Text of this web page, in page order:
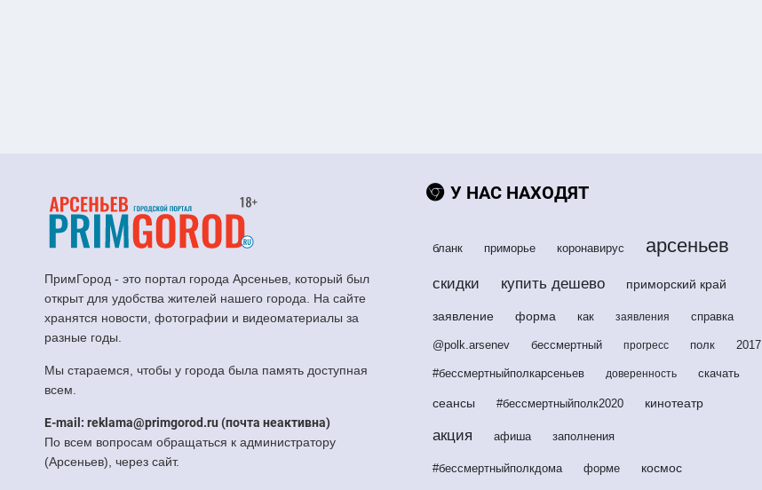
ПримГород - это портал города Арсеньев, который был
открыт для удобства жителей нашего города. На сайте
хранятся новости, фотографии и видеоматериалы за
разные годы.
Мы стараемся, чтобы у города была память доступная
всем.
E-mail: reklama@primgorod.ru (почта неактивна)
По всем вопросам обращаться к администратору
(Арсеньев), через сайт.
У НАС НАХОДЯТ
бланк приморье коронавирус арсеньев
скидки купить дешево приморский край
заявление форма как заявления справка
@polk.arsenev бессмертный прогресс полк 2017
#бессмертныйполкарсеньев доверенность скачать
сеансы #бессмертныйполк2020 кинотеатр
акция афиша заполнения
#бессмертныйполкдома форме космос